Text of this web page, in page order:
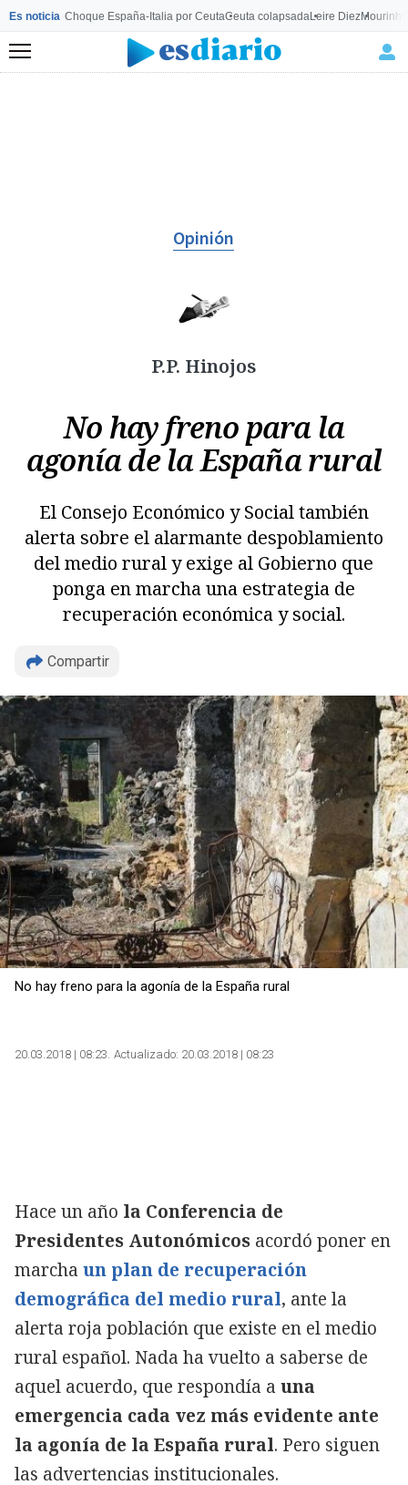
Es noticia Choque España-Italia por CeutaCeuta colapsadaLeire Diez
Menú
Opinión
P.P. Hinojos
No hay freno para la
agonía de la España rural
El Consejo Económico y Social también
alerta sobre el alarmante despoblamiento
del medio rural y exige al Gobierno que
ponga en marcha una estrategia de
recuperación económica y social.
Compartir
Copiar
No hay freno para la agonía de la España rural
20.03.2018 | 08:23 Actualizado: 20.03.2018 | 08:23
Hace un año la Conferencia de
Presidentes Autonómicos acordó poner en
marcha un plan de recuperación
demográfica del medio rural, ante la
alerta roja población que existe en el medio
rural español. Nada ha vuelto a saberse de
aquel acuerdo, que respondía a una
emergencia cada vez más evidente ante
la agonía de la España rural. Pero siguen
las advertencias institucionales.